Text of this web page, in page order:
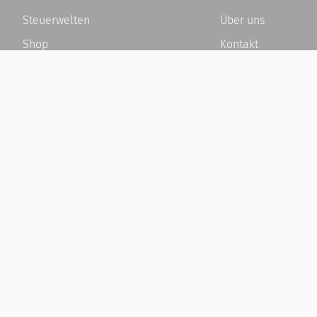
Steuerwelten
Shop
Über uns
Kontakt